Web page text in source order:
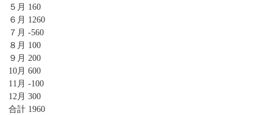
５月 160
６月 1260
７月 -560
８月 100
９月 200
10月 600
11月 -100
12月 300
合計 1960